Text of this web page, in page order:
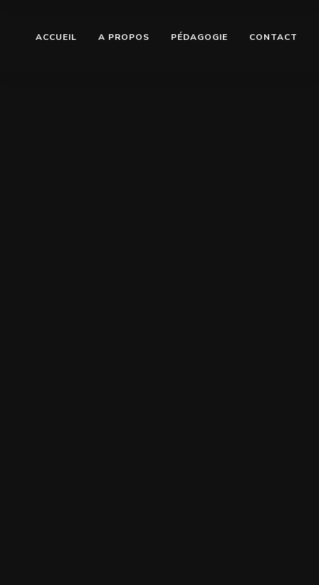
ACCUEIL A PROPOS PÉDAGOGIE CONTACT